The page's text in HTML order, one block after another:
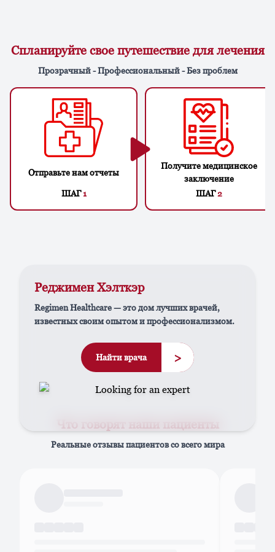
Спланируйте свое путешествие для лечения
Прозрачный - Профессиональный - Без проблем
Отправьте нам отчеты
ШАГ1
Получите медицинское
заключение
ШАГ2
Реджимен Хэлткэр
Regimen Healthcare — это дом лучших врачей,
известных своим опытом и профессионализмом.
Найти врача >
Что говорят наши пациенты
Реальные отзывы пациентов со всего мира